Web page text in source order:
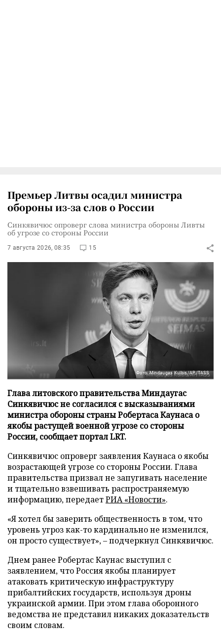
Премьер Литвы осадил министра
обороны из-за слов о России
Синкявичюс опроверг слова министра обороны Ливты
об угрозе со стороны России
7 августа 2026, 08:35 15
Фото: Mindaugas Kulbis/AP/TASS
Глава литовского правительства Миндаугас
Синкявичюс не согласился с высказываниями
министра обороны страны Робертаса Каунаса о
якобы растущей военной угрозе со стороны
России, сообщает портал LRT.
Синкявичюс опроверг заявления Каунаса о якобы
возрастающей угрозе со стороны России. Глава
правительства призвал не запугивать население
и тщательно взвешивать распространяемую
информацию, передаетРИА «Новости».
«Я хотел бы заверить общественность в том, что
уровень угроз как-то кардинально не изменился,
он просто существует», – подчеркнул Синкявичюс.
Днем ранее Робертас Каунас выступил с
заявлением, что Россия якобы планирует
атаковать критическую инфраструктуру
прибалтийских государств, используя дроны
украинской армии. При этом глава оборонного
ведомства не представил никаких доказательств
своим словам.